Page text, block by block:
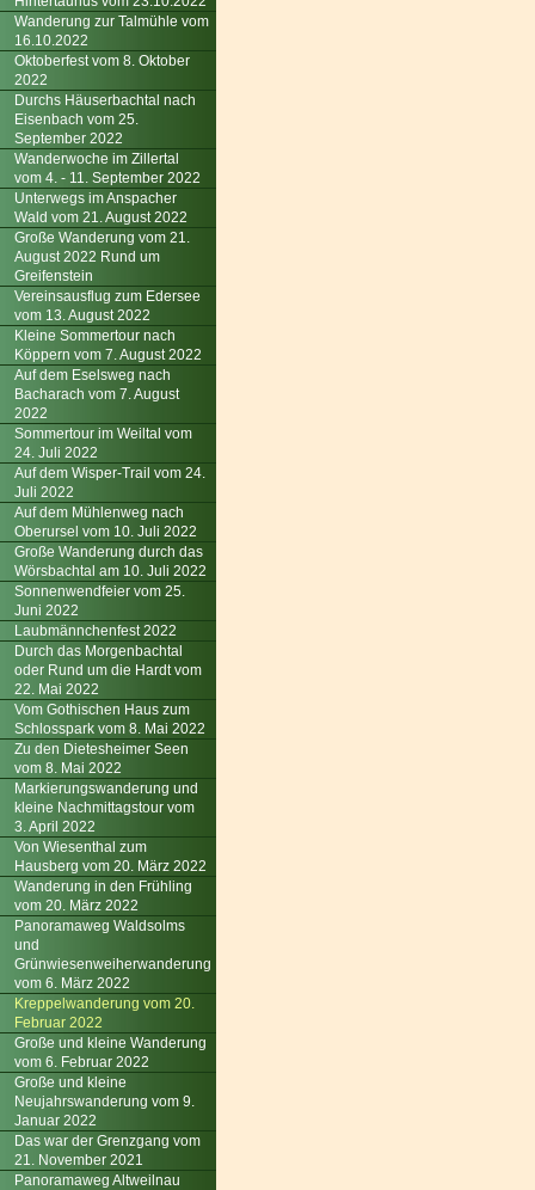
Wanderung zur Talmühle vom
16.10.2022
Oktoberfest vom 8. Oktober
2022
Durchs Häuserbachtal nach
Eisenbach vom 25.
September 2022
Wanderwoche im Zillertal
vom 4. - 11. September 2022
Unterwegs im Anspacher
Wald vom 21. August 2022
Große Wanderung vom 21.
August 2022 Rund um
Greifenstein
Vereinsausflug zum Edersee
vom 13. August 2022
Kleine Sommertour nach
Köppern vom 7. August 2022
Auf dem Eselsweg nach
Bacharach vom 7. August
2022
Sommertour im Weiltal vom
24. Juli 2022
Auf dem Wisper-Trail vom 24.
Juli 2022
Auf dem Mühlenweg nach
Oberursel vom 10. Juli 2022
Große Wanderung durch das
Wörsbachtal am 10. Juli 2022
Sonnenwendfeier vom 25.
Juni 2022
Laubmännchenfest 2022
Durch das Morgenbachtal
oder Rund um die Hardt vom
22. Mai 2022
Vom Gothischen Haus zum
Schlosspark vom 8. Mai 2022
Zu den Dietesheimer Seen
vom 8. Mai 2022
Markierungswanderung und
kleine Nachmittagstour vom
3. April 2022
Von Wiesenthal zum
Hausberg vom 20. März 2022
Wanderung in den Frühling
vom 20. März 2022
Panoramaweg Waldsolms
und
Grünwiesenweiherwanderung
vom 6. März 2022
Kreppelwanderung vom 20.
Februar 2022
Große und kleine Wanderung
vom 6. Februar 2022
Große und kleine
Neujahrswanderung vom 9.
Januar 2022
Das war der Grenzgang vom
21. November 2021
Panoramaweg Altweilnau